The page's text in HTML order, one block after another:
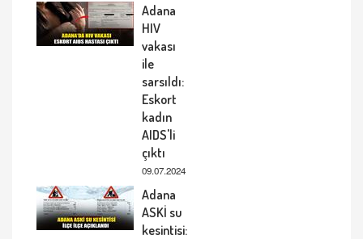
Adana
HIV
vakası
ile
sarsıldı:
Eskort
kadın
AIDS'li
çıktı
09.07.2024
Adana
ASKİ su
kesintisi: